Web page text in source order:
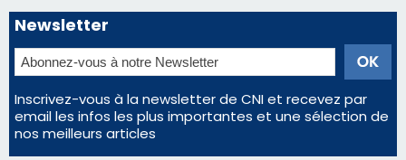
La gendarmerie alerte les restaurateurs corses
face à une nouvelle escroquerie au faux vendeur de
vin
En Corse, un début de saison marqué par une
consommation en recul dans les restaurants
Deux jeunes Ajacciens sur la voie de la médecine